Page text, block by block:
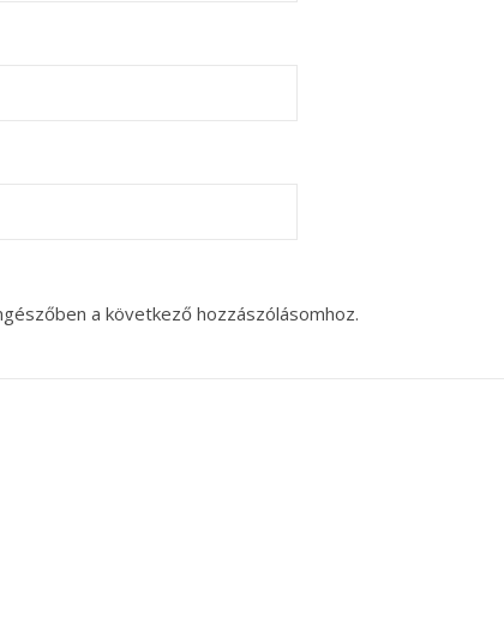
a következő hozzászólásomhoz.